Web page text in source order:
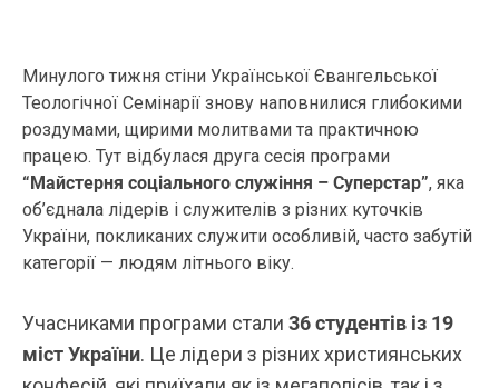
Минулого тижня стіни Української Євангельської
Теологічної Семінарії знову наповнилися глибокими
роздумами, щирими молитвами та практичною
працею. Тут відбулася друга сесія програми
“Майстерня соціального служіння – Суперстар”, яка
об’єднала лідерів і служителів з різних куточків
України, покликаних служити особливій, часто забутій
категорії — людям літнього віку.
Учасниками програми стали 36 студентів із 19
міст України. Це лідери з різних християнських